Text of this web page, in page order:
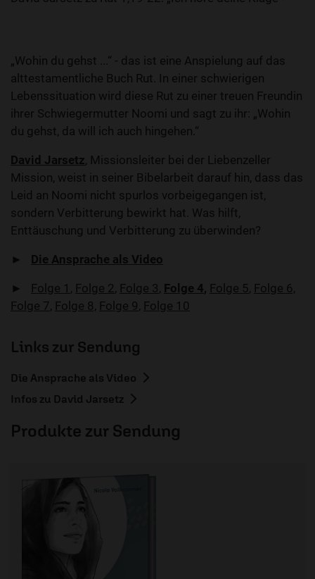
„Wohin du gehst ...“ - das ist eine Anspielung auf das
alttestamentliche Buch Rut. In einer schwierigen
Lebenssituation wird diese Rut zu einer treuen Freundin
ihrer Schwiegermutter Noomi und sagt zu ihr: „Wohin
du gehst, da will ich auch hingehen.“
David Jarsetz, Missionsleiter bei der Liebenzeller
Mission, weist in seiner Bibelarbeit darauf hin, dass das
Leid an Noomi nicht spurlos vorbeigegangen ist,
sondern Verbitterung bewirkt hat. Was hilft,
Enttäuschung und Verbitterung zu überwinden?
► Die Ansprache als Video
► Folge 1 , Folge 2, Folge 3, Folge 4, Folge 5, Folge 6,
Folge 7, Folge 8, Folge 9, Folge 10
Links zur Sendung
Die Ansprache als Video
Infos zu David Jarsetz
Produkte zur Sendung